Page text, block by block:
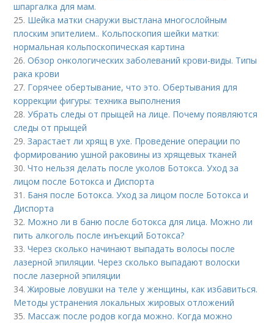
шпаргалка для мам.
25. Шейка матки снаружи выстлана многослойным
плоским эпителием.. Кольпоскопия шейки матки:
нормальная кольпоскопическая картина
26.Обзор онкологических заболеваний крови-виды. Типы
рака крови
27. Горячее обертывание, что это. Обертывания для
коррекции фигуры: техника выполнения
28.Убрать следы от прыщей на лице. Почему появляются
следы от прыщей
29.Зарастает ли хрящ в ухе. Проведение операции по
формированию ушной раковины из хрящевых тканей
30.Что нельзя делать после уколов Ботокса. Уход за
лицом после Ботокса и Диспорта
31. Баня после Ботокса. Уход за лицом после Ботокса и
Диспорта
32. Можно ли в баню после ботокса для лица. Можно ли
пить алкоголь после инъекций Ботокса?
33.Через сколько начинают выпадать волосы после
лазерной эпиляции. Через сколько выпадают волоски
после лазерной эпиляции
34.Жировые ловушки на теле у женщины, как избавиться.
Методы устранения локальных жировых отложений
35. Массаж после родов когда можно. Когда можно